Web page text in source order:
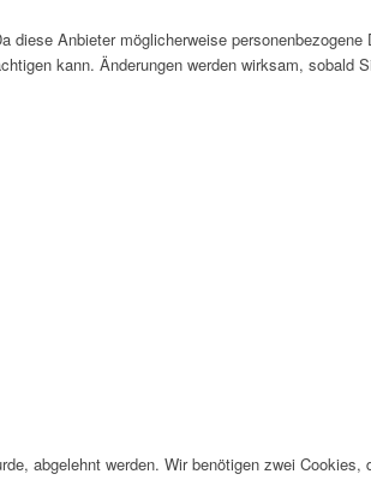
Anbieter möglicherweise
kann. Änderungen werden wirksam, sobald
abgelehnt werden. Wir benötigen zwei